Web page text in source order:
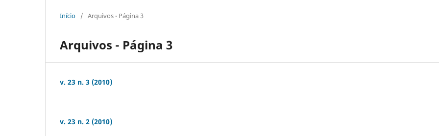
Início / Arquivos - Página 3
Arquivos - Página 3
v. 23 n. 3 (2010)
v. 23 n. 2 (2010)